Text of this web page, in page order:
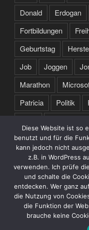
Donald
Erdogan
Fortbildungen
Geburtstag
Job
Joggen
Marathon
Patricia
Politik
Tochter
Training
Webseite
Diese Website ist so
benutzt und für die
kann jedoch nicht
z.B. in WordPress
verwenden. Ich prüfe
und schalte die
entdecken. Wer ganz
die Nutzung von
die Funktion der
brauche keine